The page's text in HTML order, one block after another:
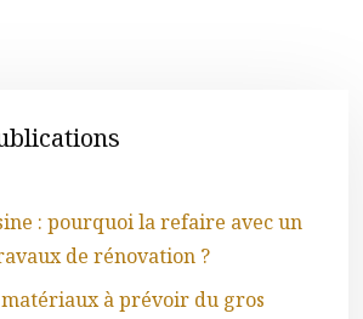
: pourquoi la refaire avec un
de rénovation ?
à prévoir du gros